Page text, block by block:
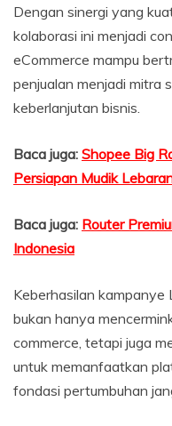
Dengan sinergi yang
kolaborasi ini menjadi
eCommerce mampu
penjualan menjadi mitra
keberlanjutan bisnis.
Baca juga: Shopee Big
Persiapan Mudik
Baca juga: Router
Indonesia
Keberhasilan
bukan hanya
commerce, tetapi juga
untuk memanfaatkan
fondasi pertumbuhan